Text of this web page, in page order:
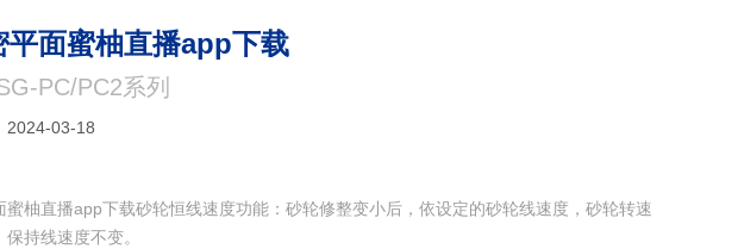
平面蜜柚直播app下载
SG-PC/PC2系列
：2024-03-18
柚直播app下载砂轮恒线速度功能：砂轮修整变小后，依设定的砂轮线速度，砂轮转速
，保持线速度不变。